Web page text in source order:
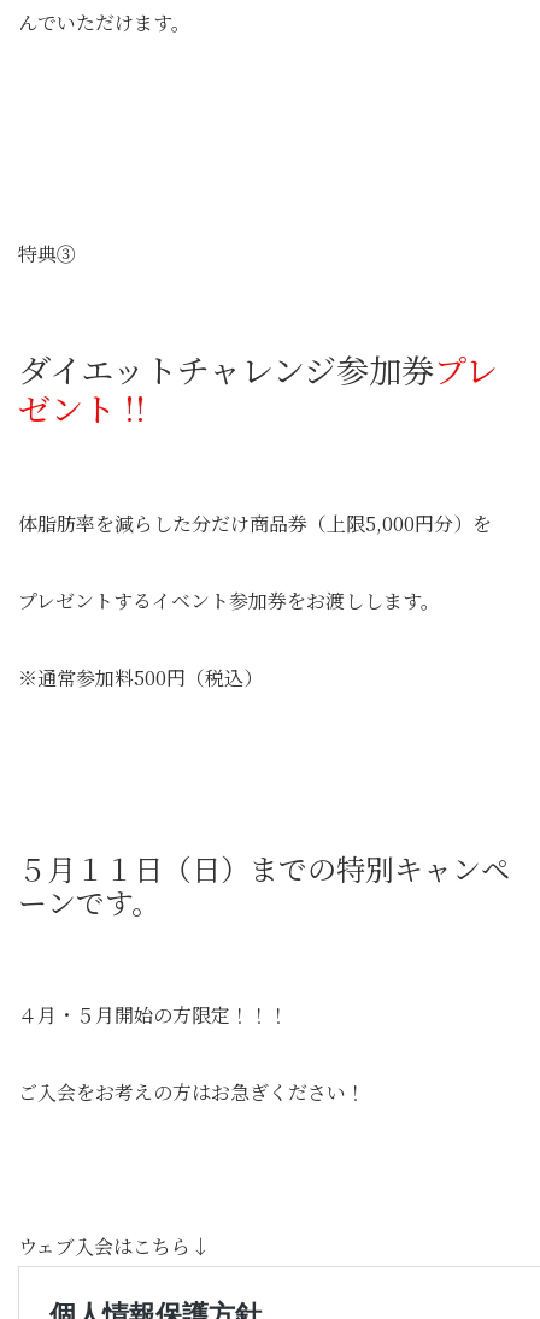
んでいただけます。
特典③
ダイエットチャレンジ参加券プレ
ゼント !!
体脂肪率を減らした分だけ商品券（上限5,000円分）を
プレゼントするイベント参加券をお渡しします。
※通常参加料500円（税込）
５月１１日（日）までの特別キャンペ
ーンです。
４月・５月開始の方限定！！！
ご入会をお考えの方はお急ぎください！
ウェブ入会はこちら↓